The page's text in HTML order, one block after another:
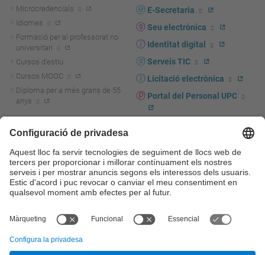
Microcredencials
Idiomes
Formació per al professorat no
universitari
Cursos d'estiu
Cursos MOOC
Diploma per a més grans de 55
anys
Actualitat R+D+I
La recerca a la UPC
La transferència, l'emprenedoria i
la innovació a la UPC
Foment i suport a la recerca
transferència, l'emprenedoria i la
Serveis per a empreses
E-Secretaria
Seu electrònica
Identitat digital
Serveis TIC
Licitació electrònica
Portal del Personal UPC
UPCshop, marxandatge
Sala de premsa
Seguretat i salut
Autoprotecció i emergències